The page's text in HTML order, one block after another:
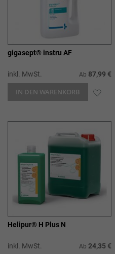
gigasept® instru AF
inkl. MwSt. Ab 87,99 €
IN DEN WARENKORB ZUR
Helipur® H Plus N
inkl. MwSt. Ab 24,35 €